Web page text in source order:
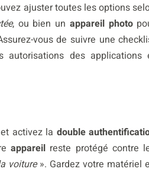
ajuster toutes les options
, ou bien un appareil photo
vous de suivre une
autorisations des applications
activez la double
appareil reste protégé contre
voiture». Gardez votre matériel